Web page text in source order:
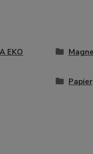
EKO